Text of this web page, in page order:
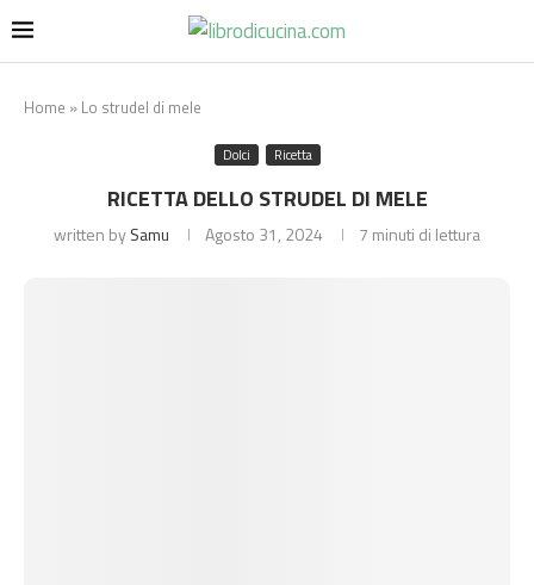
Home » Lo strudel di mele
Dolci Ricetta
RICETTA DELLO STRUDEL DI MELE
written bySamu Agosto 31, 2024 7 minuti di lettura